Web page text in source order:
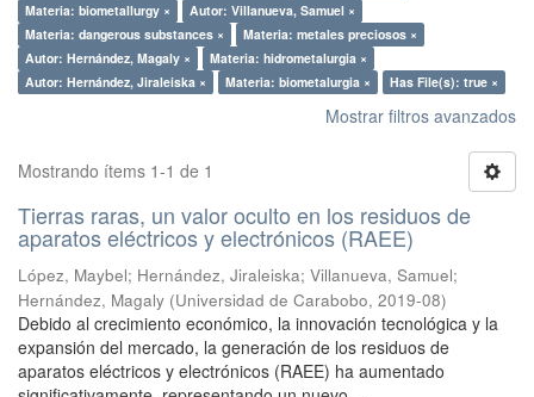
Materia: biometallurgy ×
Autor: Villanueva, Samuel ×
Materia: dangerous substances ×
Materia: metales preciosos ×
Autor: Hernández, Magaly ×
Materia: hidrometalurgia ×
Autor: Hernández, Jiraleiska ×
Materia: biometalurgia × Has File(s): true ×
Mostrar filtros avanzados
Mostrando ítems 1-1 de 1
Tierras raras, un valor oculto en los residuos de
aparatos eléctricos y electrónicos (RAEE)
López, Maybel; Hernández, Jiraleiska; Villanueva, Samuel;
Hernández, Magaly (Universidad de Carabobo, 2019-08)
Debido al crecimiento económico, la innovación tecnológica y la
expansión del mercado, la generación de los residuos de
aparatos eléctricos y electrónicos (RAEE) ha aumentado